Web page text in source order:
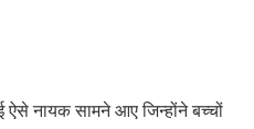
ऐसे नायक सामने आए जिन्होंने बच्चों